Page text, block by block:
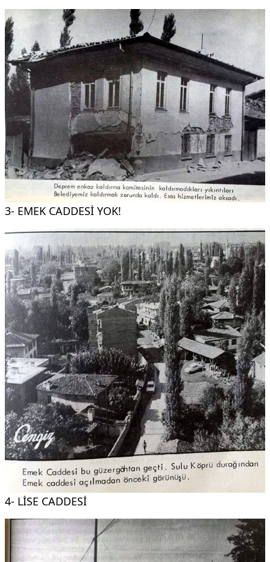
3- EMEK CADDESİ YOK!
4- LİSE CADDESİ